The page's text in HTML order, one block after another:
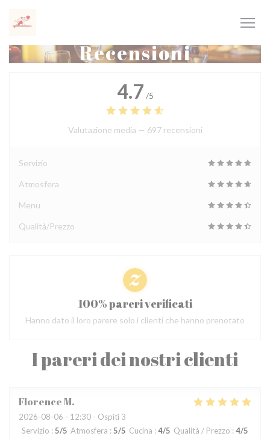
Recensioni
I pareri dei nostri clienti
FlorenceM
2026-08-06 - 12:30 - Ospiti 3
Servizio : 5/5 Atmosfera : 5/5 Cucina : 4/5 Qualità / Prezzo : 4/5
4.7 /5
Valutazione media — 697 recensioni
Servizio
Atmosfera
Menu
Qualità/Prezzo
100% pareri verificati
Hanno dato il loro parere solo i clienti che hanno prenotato